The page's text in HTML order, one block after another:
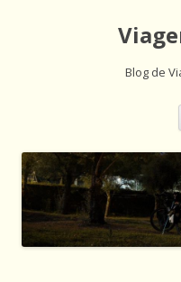
Blog de